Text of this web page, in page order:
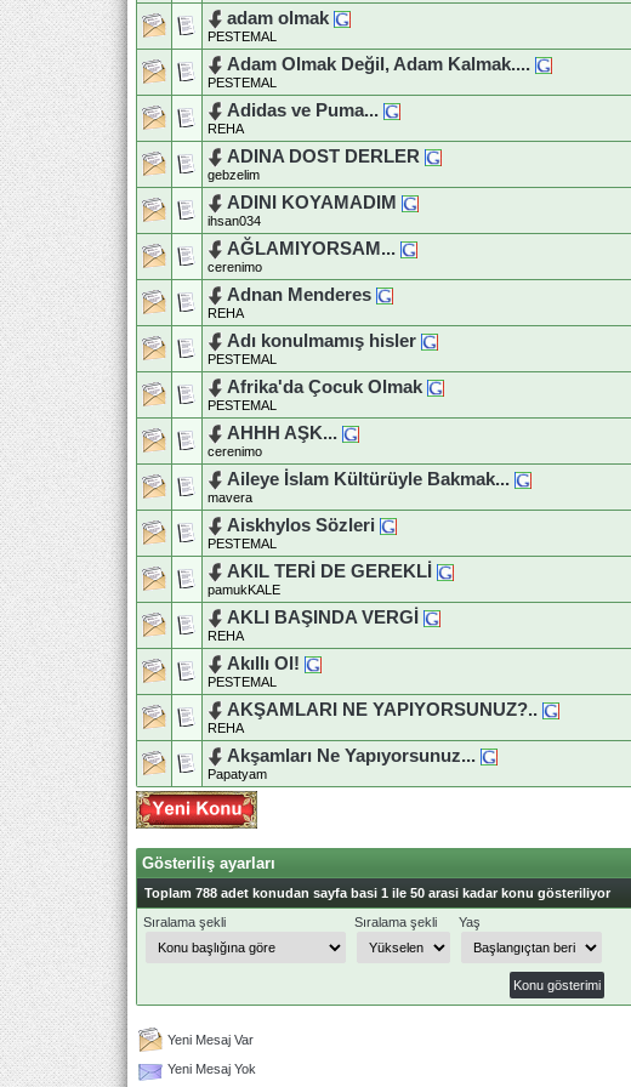
adam olmak
PESTEMAL
Adam Olmak Değil, Adam Kalmak....
PESTEMAL
Adidas ve Puma...
REHA
ADINA DOST DERLER
gebzelim
ADINI KOYAMADIM
ihsan034
AĞLAMIYORSAM...
cerenimo
Adnan Menderes
REHA
Adı konulmamış hisler
PESTEMAL
Afrika'da Çocuk Olmak
PESTEMAL
AHHH AŞK...
cerenimo
Aileye İslam Kültürüyle Bakmak...
mavera
Aiskhylos Sözleri
PESTEMAL
AKIL TERİ DE GEREKLİ
pamukKALE
AKLI BAŞINDA VERGİ
REHA
Akıllı Ol!
PESTEMAL
AKŞAMLARI NE YAPIYORSUNUZ?..
REHA
Akşamları Ne Yapıyorsunuz...
Papatyam
Gösteriliş ayarları
Toplam 788 adet konudan sayfa basi 1 ile 50 arasi kadar konu gösteriliyor
Sıralama şekli
Sıralama şekli Yaş
Yeni Mesaj Var
Yeni Mesaj Yok